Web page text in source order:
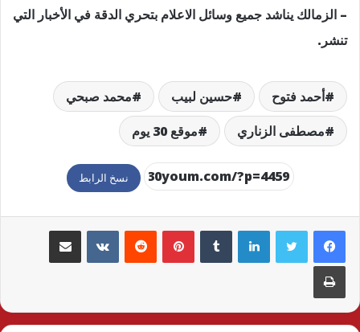
– الزمالك يناشد جميع وسائل الاعلام بتحري الدقة في الأخبار التي
تنشر.
أحمد فتوح حسين لبيب
محمد صبحي
مصطفى الزناري
موقع 30 يوم
نسخ الرابط
لينكدإن بينتيريست مشاركة عبر البريد
طباعة